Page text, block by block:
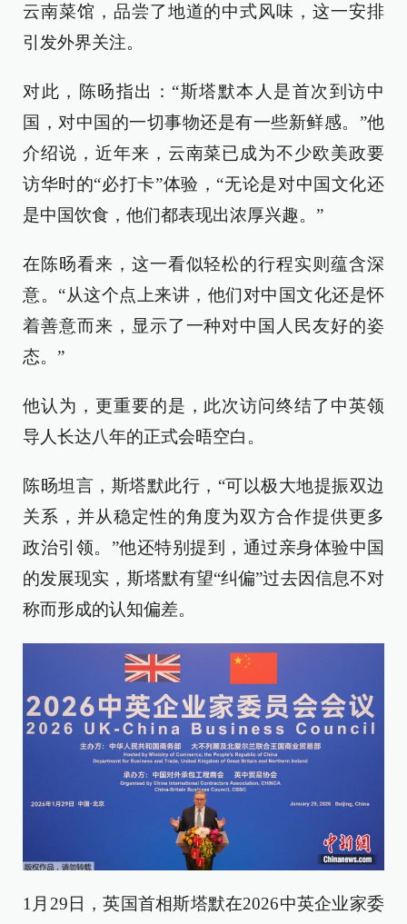
云南菜馆，品尝了地道的中式风味，这一安排
引发外界关注。
对此，陈旸指出：“斯塔默本人是首次到访中
国，对中国的一切事物还是有一些新鲜感。”他
介绍说，近年来，云南菜已成为不少欧美政要
访华时的“必打卡”体验，“无论是对中国文化还
是中国饮食，他们都表现出浓厚兴趣。”
在陈旸看来，这一看似轻松的行程实则蕴含深
意。“从这个点上来讲，他们对中国文化还是怀
着善意而来，显示了一种对中国人民友好的姿
态。”
他认为，更重要的是，此次访问终结了中英领
导人长达八年的正式会晤空白。
陈旸坦言，斯塔默此行，“可以极大地提振双边
关系，并从稳定性的角度为双方合作提供更多
政治引领。”他还特别提到，通过亲身体验中国
的发展现实，斯塔默有望“纠偏”过去因信息不对
称而形成的认知偏差。
1月29日，英国首相斯塔默在2026中英企业家委